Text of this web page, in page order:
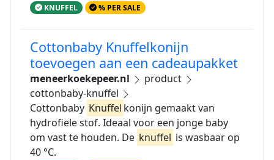
KNUFFEL % PER SALE
Cottonbaby Knuffelkonijn
toevoegen aan een cadeaupakket
meneerkoekepeer.nl
product
cottonbaby-knuffel
Cottonbaby Knuffel konijn gemaakt van
hydrofiele stof. Ideaal voor een jonge baby
om vast te houden. De knuffel is wasbaar op
40 °C.